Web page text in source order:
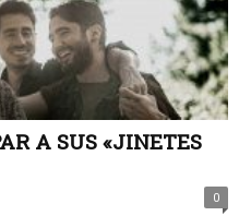
A SUS «JINETES
0